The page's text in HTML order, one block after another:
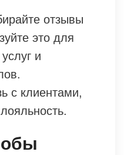
отзывы
это для
и
с клиентами,